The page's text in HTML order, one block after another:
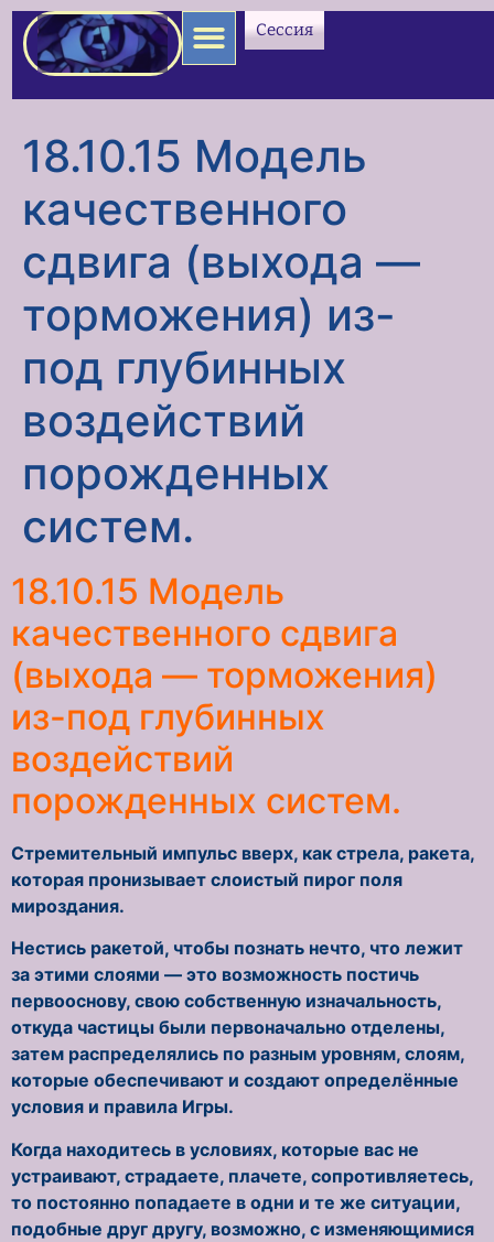
содержимому
Сессия
18.10.15 Модель
качественного
сдвига (выхода —
торможения) из-
под глубинных
воздействий
порожденных
систем.
18.10.15 Модель
качественного сдвига
(выхода — торможения)
из-под глубинных
воздействий
порожденных систем.
Стремительный импульс вверх, как стрела, ракета,
которая пронизывает слоистый пирог поля
мироздания.
Нестись ракетой, чтобы познать нечто, что лежит
за этими слоями — это возможность постичь
первооснову, свою собственную изначальность,
откуда частицы были первоначально отделены,
затем распределялись по разным уровням, слоям,
которые обеспечивают и создают определённые
условия и правила Игры.
Когда находитесь в условиях, которые вас не
устраивают, страдаете, плачете, сопротивляетесь,
то постоянно попадаете в одни и те же ситуации,
подобные друг другу, возможно, с изменяющимися